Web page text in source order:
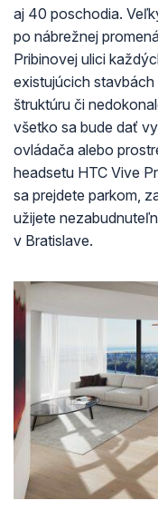
aj 40 poschodia.
po nábrežnej
Pribinovej ulici
existujúcich
štruktúru či
všetko sa bude dať
ovládača alebo
headsetu HTC Vive
sa prejdete parkom,
užijete
v Bratislave.